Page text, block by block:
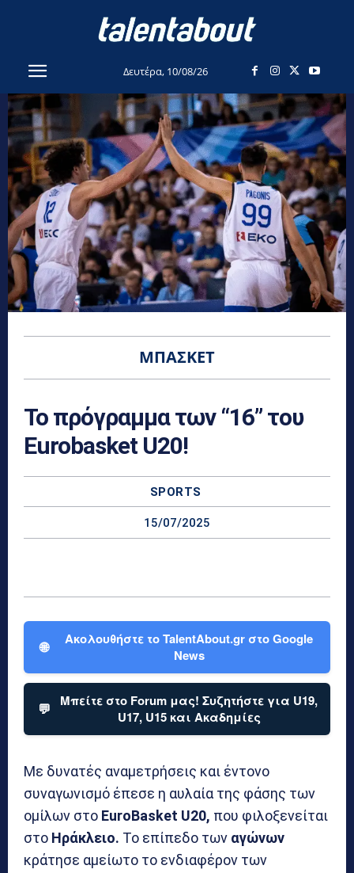
Δευτέρα, 10/08/26
ΜΠΆΣΚΕΤ
Το πρόγραμμα των “16” του
Eurobasket U20!
SPORTS
15/07/2025
🌐
Ακολουθήστε το TalentAbout.gr στο Google
News
💬
Μπείτε στο Forum μας! Συζητήστε για U19,
U17, U15 και Ακαδημίες
Με δυνατές αναμετρήσεις και έντονο
συναγωνισμό έπεσε η αυλαία της φάσης των
ομίλων στο EuroBasket U20, που φιλοξενείται
στο Ηράκλειο. Το επίπεδο των αγώνων
κράτησε αμείωτο το ενδιαφέρον των